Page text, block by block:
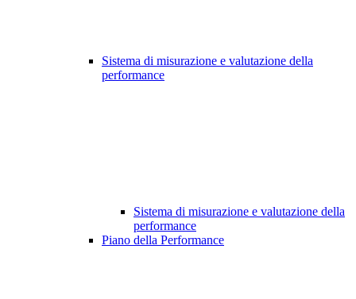
Sistema di misurazione e valutazione della
performance
Sistema di misurazione e valutazione della
performance
Piano della Performance